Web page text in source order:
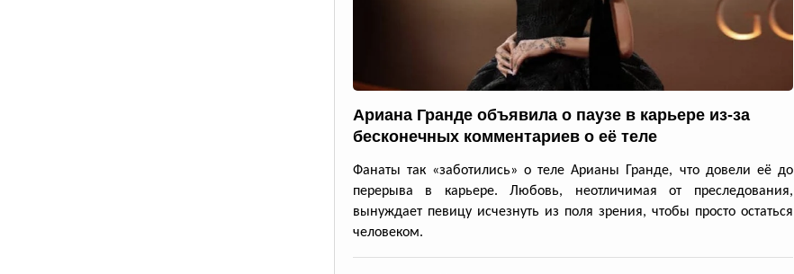
Ариана Гранде объявила о паузе в карьере из-за
бесконечных комментариев о её теле
Фанаты так «заботились» о теле Арианы Гранде, что довели её до
перерыва в карьере. Любовь, неотличимая от преследования,
вынуждает певицу исчезнуть из поля зрения, чтобы просто остаться
человеком.